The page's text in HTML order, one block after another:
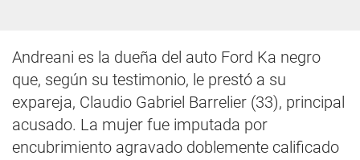
Andreani es la dueña del auto Ford Ka negro
que, según su testimonio, le prestó a su
expareja, Claudio Gabriel Barrelier (33), principal
acusado. La mujer fue imputada por
encubrimiento agravado doblemente calificado